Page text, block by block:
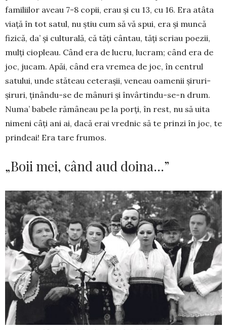
familiilor aveau 7-8 copii, erau și cu 13, cu 16. Era atâta
viață în tot satul, nu știu cum să vă spui, era și muncă
fizică, da’ și culturală, că tăți cântau, tăți scriau poezii,
mulți ciopleau. Când era de lucru, lucram; când era de
joc, jucam. Apăi, când era vremea de joc, în centrul
satului, un­de stăteau ceterașii, ve­neau oamenii șiruri-
șiruri, ți­nân­du-se de mânuri și în­vârtindu-se-n drum.
Nu­­ma’ babele rămâneau pe la porți, în rest, nu să uita
nimeni câți ani ai, dacă erai vrednic să te prinzi în joc, te
prindeai! Era tare frumos.
„Boii mei, când aud doina…”